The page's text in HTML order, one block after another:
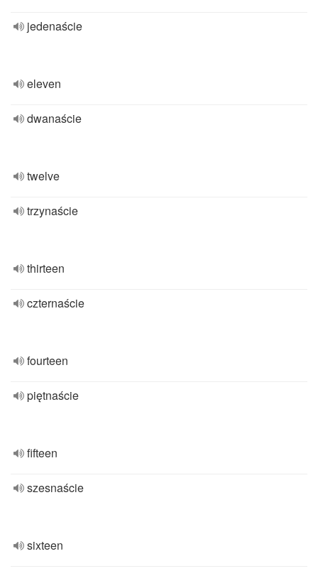
jedenaście
eleven
dwanaście
twelve
trzynaście
thirteen
czternaście
fourteen
piętnaście
fifteen
szesnaście
sixteen